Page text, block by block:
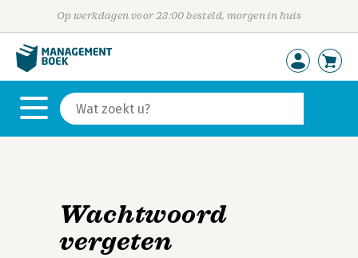
Op werkdagen voor 23:00 besteld, morgen in huis
Wachtwoord
vergeten